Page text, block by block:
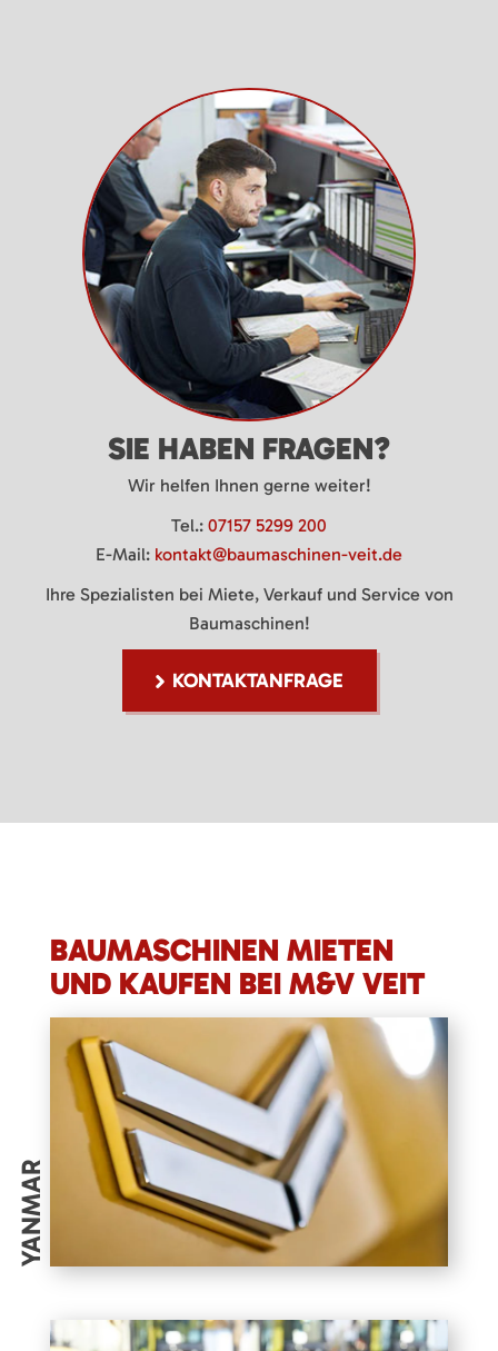
SIE HABEN FRAGEN?
Wir helfen Ihnen gerne weiter!
Tel.: 07157 5299 200
E-Mail: kontakt@baumaschinen-veit.de
Ihre Spezialisten bei Miete, Verkauf und Service von
Baumaschinen!
KONTAKTANFRAGE
BAUMASCHINEN MIETEN
UND KAUFEN BEI M&V VEIT
YANMAR